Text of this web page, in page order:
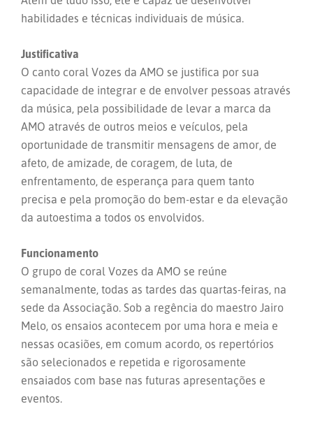
habilidades e técnicas individuais de música.
Justificativa
O canto coral Vozes da AMO se justifica por sua
capacidade de integrar e de envolver pessoas através
da música, pela possibilidade de levar a marca da
AMO através de outros meios e veículos, pela
oportunidade de transmitir mensagens de amor, de
afeto, de amizade, de coragem, de luta, de
enfrentamento, de esperança para quem tanto
precisa e pela promoção do bem-estar e da elevação
da autoestima a todos os envolvidos.
Funcionamento
O grupo de coral Vozes da AMO se reúne
semanalmente, todas as tardes das quartas-feiras, na
sede da Associação. Sob a regência do maestro Jairo
Melo, os ensaios acontecem por uma hora e meia e
nessas ocasiões, em comum acordo, os repertórios
são selecionados e repetida e rigorosamente
ensaiados com base nas futuras apresentações e
eventos.